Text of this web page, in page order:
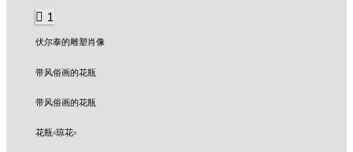
1
伏尔泰的雕塑肖像
带风俗画的花瓶
带风俗画的花瓶
花瓶«琼花»